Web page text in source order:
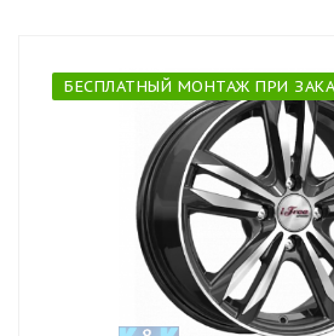
БЕСПЛАТНЫЙ МОНТАЖ ПРИ